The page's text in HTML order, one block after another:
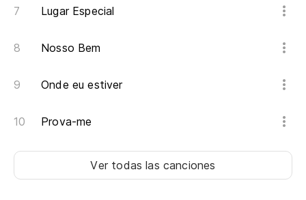
Lugar Especial
Nosso Bem
Onde eu estiver
Prova-me
Ver todas las canciones